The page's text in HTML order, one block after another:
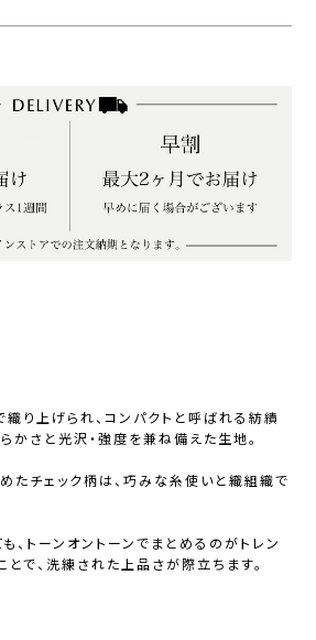
り上げられ、コンパクトと呼ばれる紡績
かさと光沢・強度を兼ね備えた生地。
たチェック柄は、巧みな糸使いと織組織で
、トーンオントーンでまとめるのがトレン
とで、洗練された上品さが際立ちます。